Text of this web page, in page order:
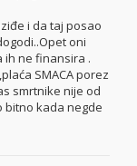
i da taj posao
oni
ih ne finansira .
SMACA porez
smrtnike nije od
bitno kada negde